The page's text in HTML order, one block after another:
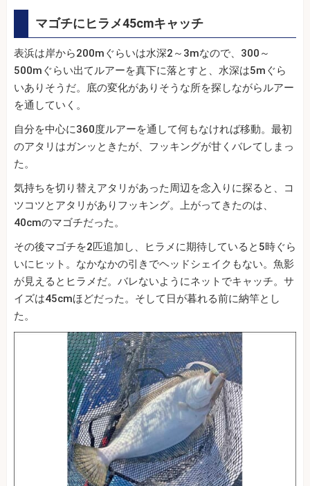
マゴチにヒラメ45cmキャッチ
表浜は岸から200mぐらいは水深2～3mなので、300～
500mぐらい出てルアーを真下に落とすと、水深は5mぐら
いありそうだ。底の変化がありそうな所を探しながらルアー
を通していく。
自分を中心に360度ルアーを通して何もなければ移動。最初
のアタリはガンッときたが、フッキングが甘くバレてしまっ
た。
気持ちを切り替えアタリがあった周辺を念入りに探ると、コ
ツコツとアタリがありフッキング。上がってきたのは、
40cmのマゴチだった。
その後マゴチを2匹追加し、ヒラメに期待していると5時ぐら
いにヒット。なかなかの引きでヘッドシェイクもない。魚影
が見えるとヒラメだ。バレないようにネットでキャッチ。サ
イズは45cmほどだった。そして日が暮れる前に納竿とし
た。